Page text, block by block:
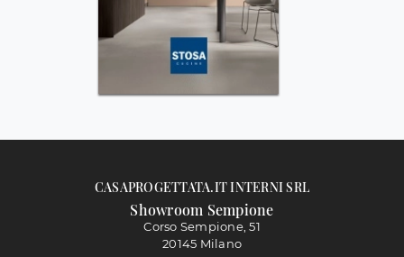
CASAPROGETTATA.IT INTERNI SRL
Showroom Sempione
Corso Sempione, 51
20145 Milano